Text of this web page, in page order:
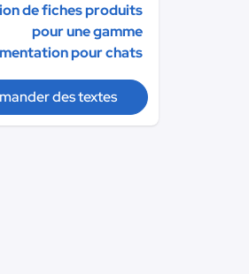
de fiches produits
pour une gamme
pour chats
des textes